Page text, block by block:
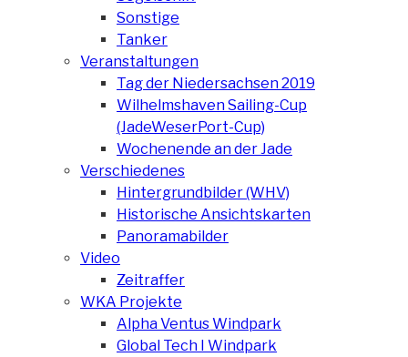
Sonstige
Tanker
Veranstaltungen
Tag der Niedersachsen 2019
Wilhelmshaven Sailing-Cup
(JadeWeserPort-Cup)
Wochenende an der Jade
Verschiedenes
Hintergrundbilder (WHV)
Historische Ansichtskarten
Panoramabilder
Video
Zeitraffer
WKA Projekte
Alpha Ventus Windpark
Global Tech I Windpark